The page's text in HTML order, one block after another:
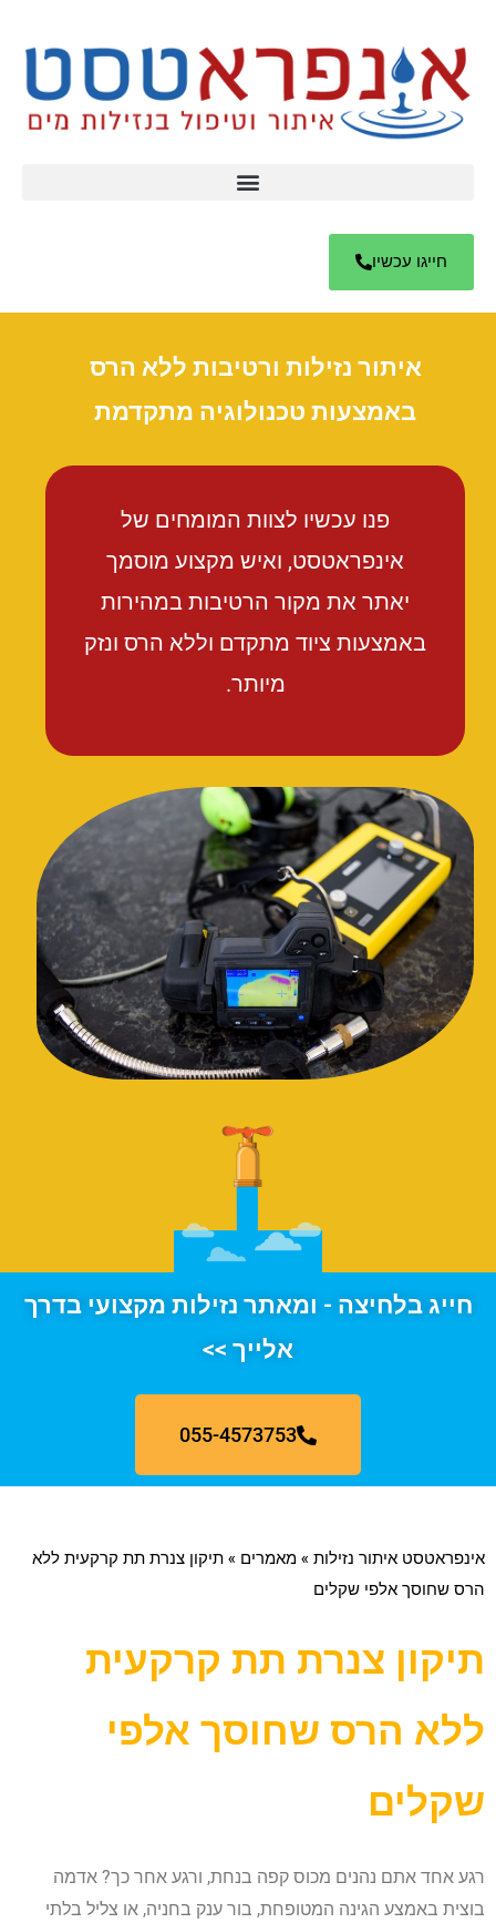
חייגו עכשיו
איתור נזילות ורטיבות ללא הרס
באמצעות טכנולוגיה מתקדמת
פנו עכשיו לצוות המומחים של
אינפראטסט, ואיש מקצוע מוסמך
יאתר את מקור הרטיבות במהירות
באמצעות ציוד מתקדם וללא הרס ונזק
מיותר.
חייג בלחיצה - ומאתר נזילות מקצועי בדרך
אלייך >>
055-4573753
אינפראטסט איתור נזילות » מאמרים » תיקון צנרת תת קרקעית ללא
הרס שחוסך אלפי שקלים
תיקון צנרת תת קרקעית
ללא הרס שחוסך אלפי
שקלים
רגע אחד אתם נהנים מכוס קפה בנחת, ורגע אחר כך? אדמה
בוצית באמצע הגינה המטופחת, בור ענק בחניה, או צליל בלתי